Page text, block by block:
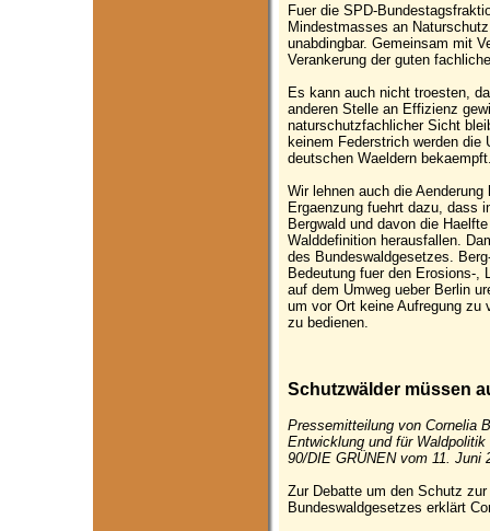
Fuer die SPD-
Mindestmasses an
unabdingbar. Gemeinsam mit
Verankerung der guten
Es kann auch nicht troesten,
anderen Stelle an Effizienz
naturschutzfachlicher Sicht
keinem Federstrich werden
deutschen Waeldern
Wir lehnen auch die
Ergaenzung fuehrt dazu, dass
Bergwald und davon die
Walddefinition herausfallen.
des Bundeswaldgesetzes.
Bedeutung fuer den Erosions-,
auf dem Umweg ueber Berlin
um vor Ort keine Aufregung zu
zu bedienen.
Schutzwälder müssen
Pressemitteilung von Cornelia
Entwicklung und für
90/DIE GRÜNEN vom 11. Juni
Zur Debatte um den Schutz
Bundeswaldgesetzes erklärt